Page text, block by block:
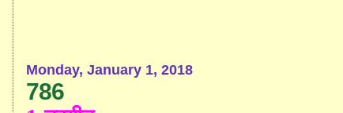
Monday, January 1, 2018
786